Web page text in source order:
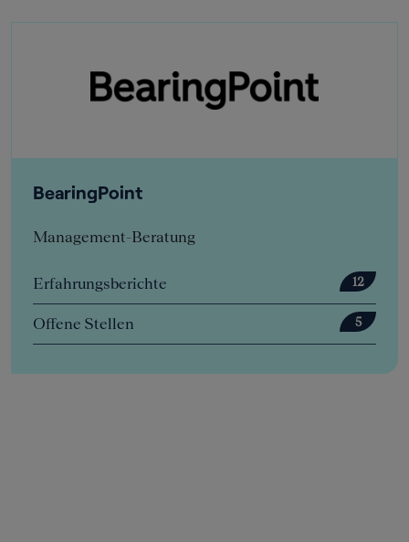
BearingPoint
Management-Beratung
Erfahrungsberichte 12
Offene Stellen 5